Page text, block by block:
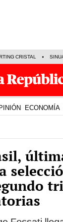
CRISTAL
ECONOMÍA